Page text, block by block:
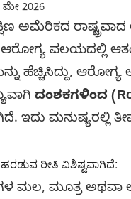
2026
ಅಮೆರಿಕದ
ಆರೋಗ್ಯ ವಲಯದಲ್ಲಿ
ಹೆಚ್ಚಿಸಿದ್ದು, ಆರೋಗ್ಯ
ದಂಶಕಗಳಿಂದ
ಇದು ಮನುಷ್ಯರಲ್ಲಿ
ರೀತಿ ವಿಶಿಷ್ಟವಾಗಿದೆ:
ಮಲ, ಮೂತ್ರ ಅಥವಾ